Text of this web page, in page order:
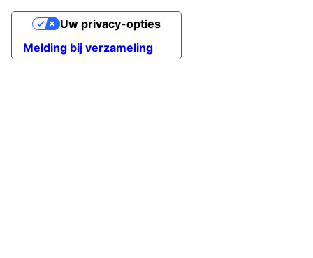
Melding bij verzameling
Uw privacy-opties